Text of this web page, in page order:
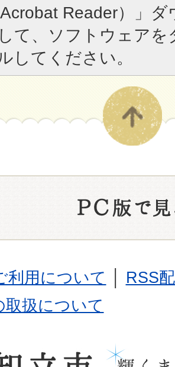
Reader）」
て、ソフトウェア
してください。
利用について
RSS
取扱について